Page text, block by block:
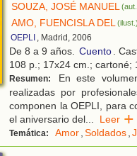
SOUZA, JOSÉ MANUEL
AMO, FUENCISLA DEL(ilust.)
OEPLI , Madrid, 2006
De 8 a 9 años. Cuento.
108 p.; 17x24 cm.; cartoné;
Resumen:
En este
realizadas por
componen la OEPLI, para
el aniversario del... Leer
Temática: Amor,Soldados,